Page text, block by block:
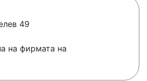
49
на фирмата на